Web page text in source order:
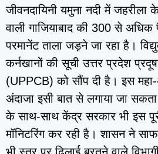
जीवनदायिनी यमुना नदी में
वाली गाजियाबाद की 300 से
परमानेंट ताला जड़ने जा रहा है।
कर्नखानों की सूची उत्तर प्रदेश
(UPPCB) को सौंप दी है। इस महा-
अंदाजा इसी बात से लगाया जा
के साथ-साथ केंद्र सरकार भी इस
मॉनिटरिंग कर रही है। शासन ने